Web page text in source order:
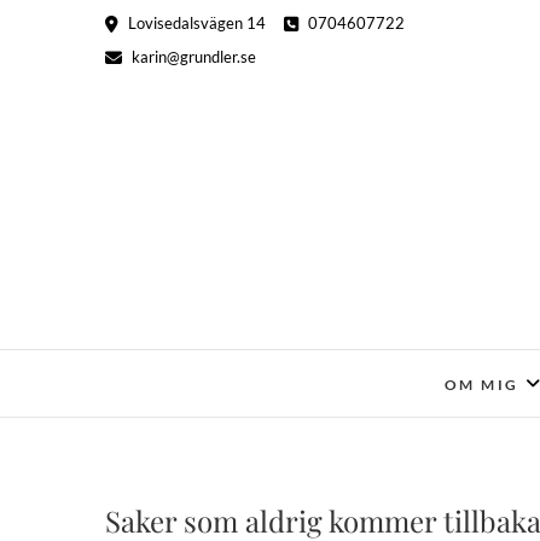
Lovisedalsvägen 14
0704607722
karin@grundler.se
OM MIG
Saker som aldrig kommer tillbaka